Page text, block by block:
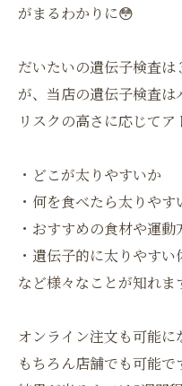
がまるわかりに😳
だいたいの遺伝子検査
が、当店の遺伝子検査
リスクの高さに応じてア
・どこが太りやすいか
・何を食べたら太りやす
・おすすめの食材や運動
・遺伝子的に太りやすい
など様々なことが知れま
オンライン注文も可能に
もちろん店舗でも可能で